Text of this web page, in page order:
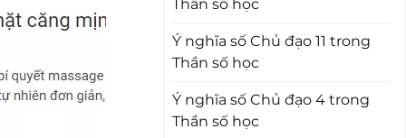
Thần số học
Ý nghĩa số Chủ đạo 11 trong
Thần số học
Ý nghĩa số Chủ đạo 4 trong
Thần số học